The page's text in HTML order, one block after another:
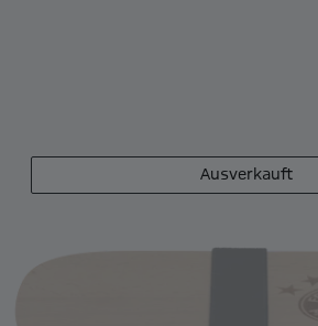
Ausverkauft